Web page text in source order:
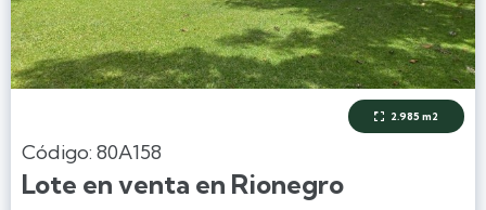
 2.985 m2
Código: 80A158
Lote en venta en Rionegro